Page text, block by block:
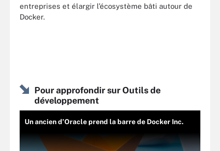
entreprises et élargir l’écosystème bâti autour de
Docker.
Pour approfondir sur Outils de
développement
Un ancien d’Oracle prend la barre de Docker Inc.